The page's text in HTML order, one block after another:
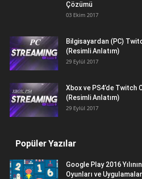
Çözümü
03 Ekim 2017
Bilgisayardan (PC)
(Resimli Anlatım)
29 Eylül 2017
Xbox ve PS4’de Twitch
(Resimli Anlatım)
29 Eylül 2017
Popüler Yazılar
Google Play 2016
Oyunları ve